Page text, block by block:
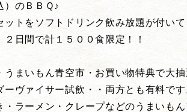
のＢＢＱ♪
トをソフトドリンク飲み放題が付いて
日間で計１５００食限定！！
まいもん青空市・お買い物特典で大抽
ヴァイサー試飲・・両方とも有料です
ラーメン・クレープなどのうまいもん